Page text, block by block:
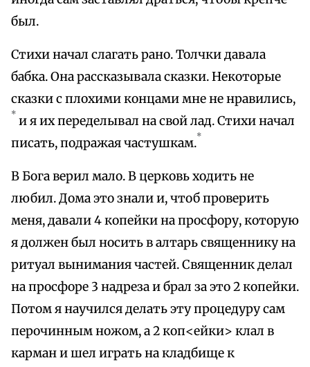
был.
Стихи начал слагать рано. Толчки давала
бабка. Она рассказывала сказки. Некоторые
сказки с плохими концами мне не нравились,
* и я их переделывал на свой лад. Стихи начал
писать, подражая частушкам.*
В Бога верил мало. В церковь ходить не
любил. Дома это знали и, чтоб проверить
меня, давали 4 копейки на просфору, которую
я должен был носить в алтарь священнику на
ритуал вынимания частей. Священник делал
на просфоре 3 надреза и брал за это 2 копейки.
Потом я научился делать эту процедуру сам
перочинным ножом, а 2 коп<ейки> клал в
карман и шел играть на кладбище к